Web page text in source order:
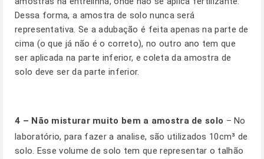
Dessa forma, a amostra de solo nunca será
representativa. Se a adubação é feita apenas na parte de
cima (o que já não é o correto), no outro ano tem que
ser aplicada na parte inferior, e coleta da amostra de
solo deve ser da parte inferior.
4 – Não misturar muito bem a amostra de solo – No
laboratório, para fazer a analise, são utilizados 10cm³ de
solo. Esse volume de solo tem que representar o talhão